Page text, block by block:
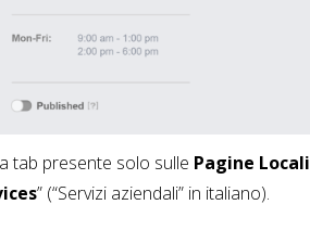
tab presente solo sulle Pagine Locali
” (“Servizi aziendali” in italiano).